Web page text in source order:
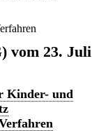
vom 23. Juli
Kinder- und